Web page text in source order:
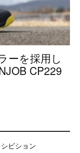
ーを採用し
CP229
ビション